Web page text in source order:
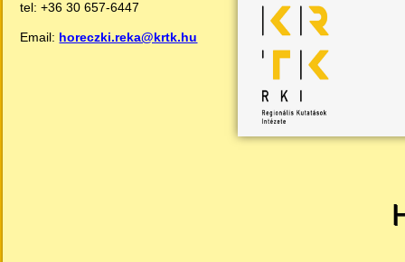
tel: +36 30 657-6447
Email: horeczki.reka@krtk.hu